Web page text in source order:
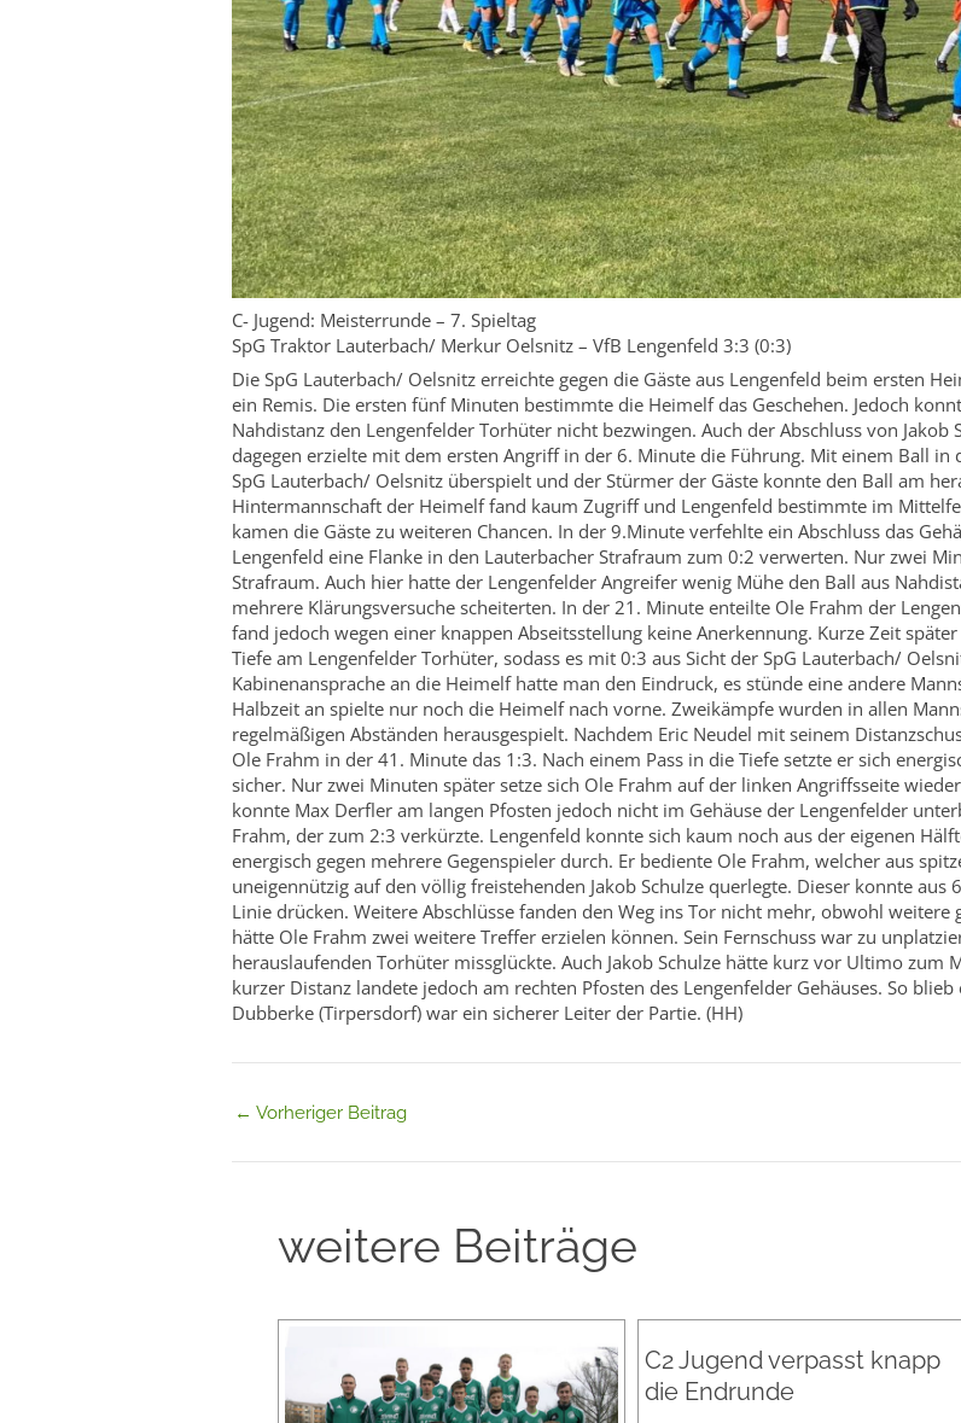
C- Jugend: Meisterrunde – 7. Spieltag
SpG Traktor Lauterbach/ Merkur Oelsnitz – VfB Lengenfeld 3:3 (0:3)
Die SpG Lauterbach/ Oelsnitz erreichte gegen die Gäste aus Lengenfeld beim ersten
ein Remis. Die ersten fünf Minuten bestimmte die Heimelf das Geschehen. Jedoch
Nahdistanz den Lengenfelder Torhüter nicht bezwingen. Auch der Abschluss von Jakob
dagegen erzielte mit dem ersten Angriff in der 6. Minute die Führung. Mit einem Ball
SpG Lauterbach/ Oelsnitz überspielt und der Stürmer der Gäste konnte den Ball am
Hintermannschaft der Heimelf fand kaum Zugriff und Lengenfeld bestimmte im
kamen die Gäste zu weiteren Chancen. In der 9.Minute verfehlte ein Abschluss das
Lengenfeld eine Flanke in den Lauterbacher Strafraum zum 0:2 verwerten. Nur zwei
Strafraum. Auch hier hatte der Lengenfelder Angreifer wenig Mühe den Ball aus
mehrere Klärungsversuche scheiterten. In der 21. Minute enteilte Ole Frahm der
fand jedoch wegen einer knappen Abseitsstellung keine Anerkennung. Kurze Zeit
Tiefe am Lengenfelder Torhüter, sodass es mit 0:3 aus Sicht der SpG Lauterbach/
Kabinenansprache an die Heimelf hatte man den Eindruck, es stünde eine andere
Halbzeit an spielte nur noch die Heimelf nach vorne. Zweikämpfe wurden in allen
regelmäßigen Abständen herausgespielt. Nachdem Eric Neudel mit seinem
Ole Frahm in der 41. Minute das 1:3. Nach einem Pass in die Tiefe setzte er sich
sicher. Nur zwei Minuten später setze sich Ole Frahm auf der linken Angriffsseite
konnte Max Derfler am langen Pfosten jedoch nicht im Gehäuse der Lengenfelder
Frahm, der zum 2:3 verkürzte. Lengenfeld konnte sich kaum noch aus der eigenen
energisch gegen mehrere Gegenspieler durch. Er bediente Ole Frahm, welcher aus
uneigennützig auf den völlig freistehenden Jakob Schulze querlegte. Dieser konnte
Linie drücken. Weitere Abschlüsse fanden den Weg ins Tor nicht mehr, obwohl
hätte Ole Frahm zwei weitere Treffer erzielen können. Sein Fernschuss war zu
herauslaufenden Torhüter missglückte. Auch Jakob Schulze hätte kurz vor Ultimo zum
kurzer Distanz landete jedoch am rechten Pfosten des Lengenfelder Gehäuses. So
Dubberke (Tirpersdorf) war ein sicherer Leiter der Partie. (HH)
← Vorheriger Beitrag
weitere Beiträge
C2 Jugend verpasst knapp
die Endrunde